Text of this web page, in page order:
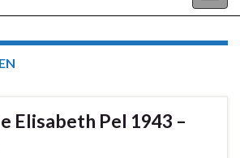
Elisabeth Pel 1943 –